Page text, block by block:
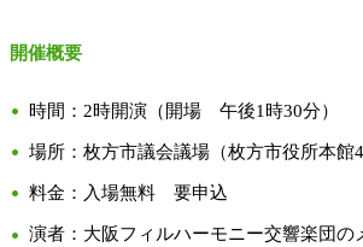
開催概要
時間：2時開演（開場 午後1時30分）
場所：枚方市議会議場（枚方市役所本館4
料金：入場無料 要申込
演者：大阪フィルハーモニー交響楽団の